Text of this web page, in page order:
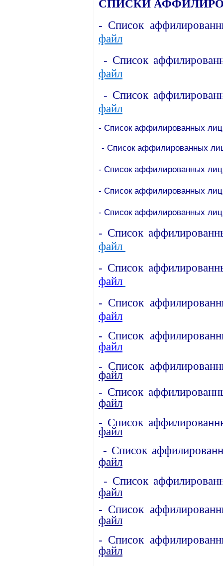
СПИСКИ
- Список
файл
- Список
файл
- Список
файл
- Список аффилированных лиц
- Список аффилированных
- Список аффилированных лиц
- Список аффилированных лиц
- Список аффилированных лиц
- Список
файл
- Список
файл
- Список
файл
- Список
файл
- Список
файл
- Список
файл
- Список
файл
- Список
файл
- Список
файл
- Список
файл
- Список
файл